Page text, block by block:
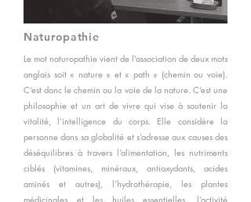
Naturopathie
Le mot naturopathie vient de l’association de deux mots
anglais soit « nature » et « path » (chemin ou voie).
C’est donc le chemin ou la voie de la nature. C’est une
philosophie et un art de vivre qui vise à soutenir la
vitalité, l’intelligence du corps. Elle considère la
personne dans sa globalité et s’adresse aux causes des
déséquilibres à travers l’alimentation, les nutriments
ciblés (vitamines, minéraux, antioxydants, acides
aminés et autres), l’hydrothérapie, les plantes
médicinales et les huiles essentielles, l’activité